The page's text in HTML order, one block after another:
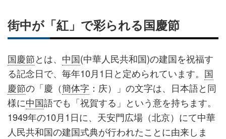
街中が「紅」で彩られる国慶節
国慶節とは、 中国(中華人民共和国)の建国を祝福す
る記念日で、毎年10月1日と定められています。 国
慶節の「慶（簡体字 ：庆）」の文字は、日本語と同
様に中国語でも「祝賀する」という意を持ちます。
1949年の10月1日に、天安門広場（北京）にて中華
人民共和国の建国式典が行われたことに由来しま